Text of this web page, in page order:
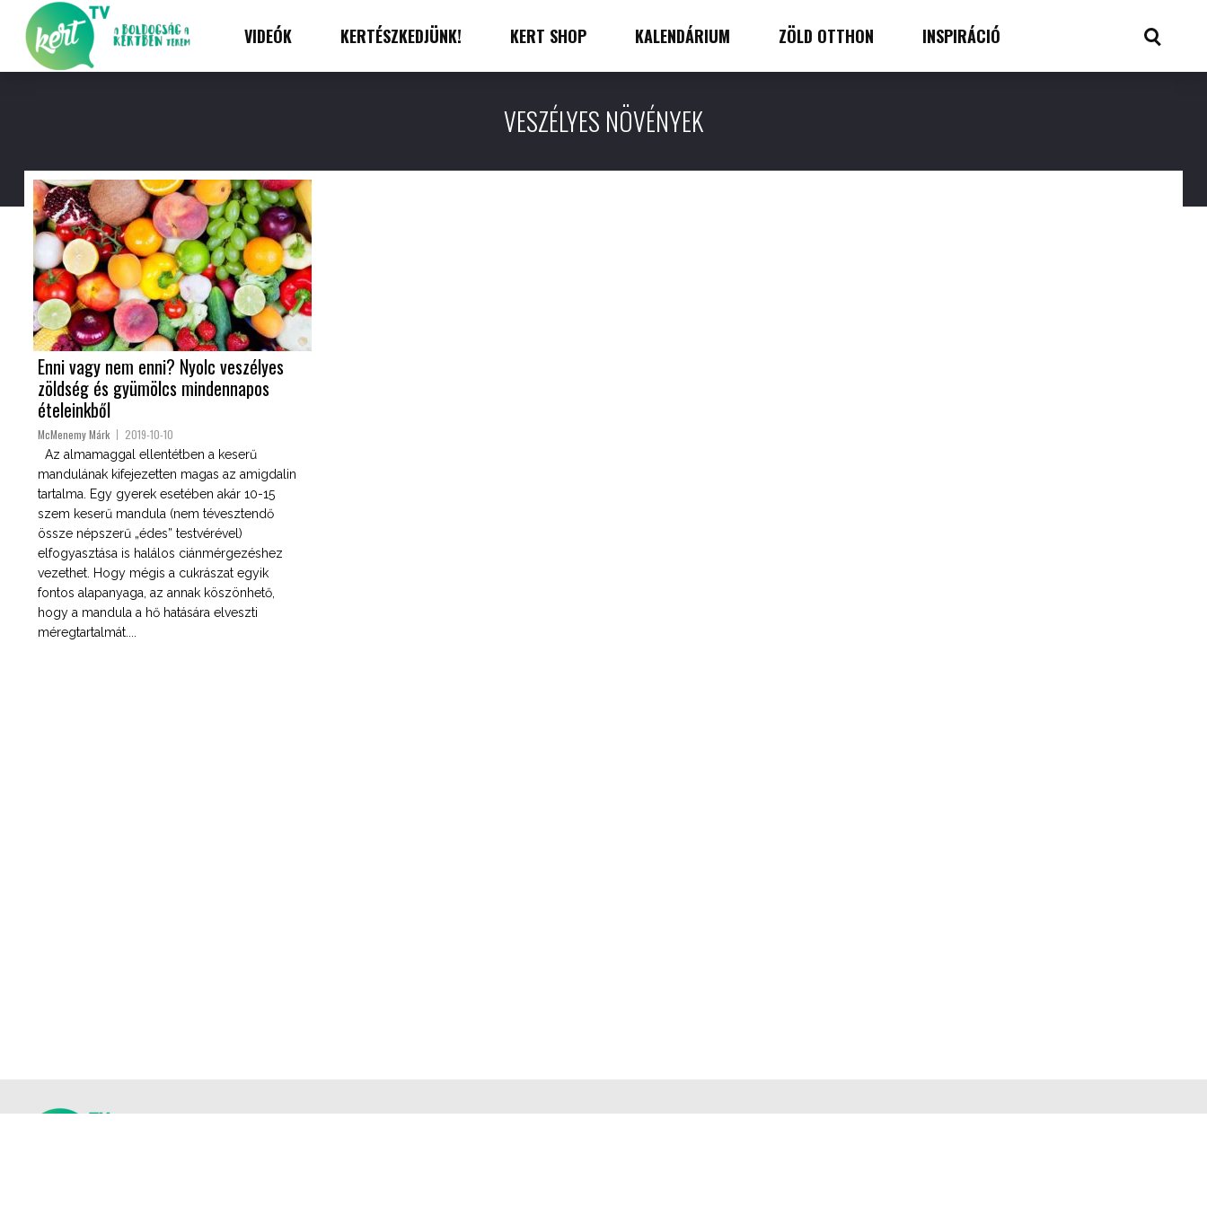
VIDEÓK KERTÉSZKEDJÜNK! KERT SHOP KALENDÁRIUM ZÖLD OTTHON INSPIRÁCIÓ
VESZÉLYES NÖVÉNYEK
Enni vagy nem enni? Nyolc veszélyes
zöldség és gyümölcs mindennapos
ételeinkből
McMenemy Márk 2019-10-10
Az almamaggal ellentétben a keserű
mandulának kifejezetten magas az amigdalin
tartalma. Egy gyerek esetében akár 10-15
szem keserű mandula (nem tévesztendő
össze népszerű „édes” testvérével)
elfogyasztása is halálos ciánmérgezéshez
vezethet. Hogy mégis a cukrászat egyik
fontos alapanyaga, az annak köszönhető,
hogy a mandula a hő hatására elveszti
méregtartalmát....